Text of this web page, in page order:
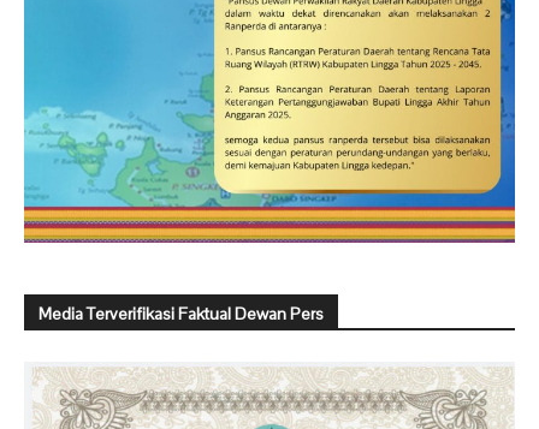
Media Terverifikasi Faktual Dewan Pers